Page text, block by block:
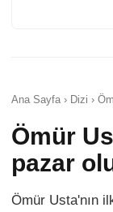
Ana Sayfa › Dizi ›
Ömür
pazar
Ömür Usta'nın